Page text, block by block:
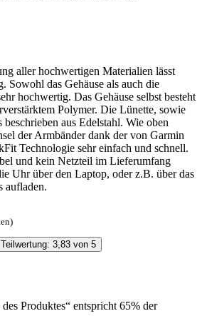
aller hochwertigen Materialien lässt
Sowohl das Gehäuse als auch die
hochwertig. Das Gehäuse selbst besteht
Polymer. Die Lünette, sowie
aus Edelstahl. Wie oben
der Armbänder dank der von Garmin
Technologie sehr einfach und schnell.
und kein Netzteil im Lieferumfang
Uhr über den Laptop, oder z.B. über das
aufladen.
3,83 von 5
Produktes“ entspricht 65% der